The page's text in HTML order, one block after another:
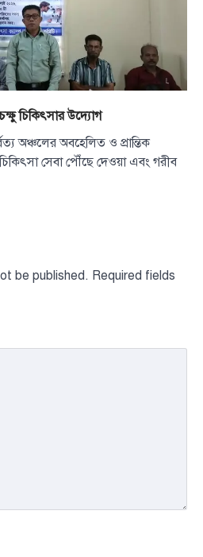
চক্ষু চিকিৎসার উদ্যোগ
অঞ্চলের অবহেলিত ও প্রান্তিক
সেবা পৌঁছে দেওয়া এবং গরীব
be published. Required fields